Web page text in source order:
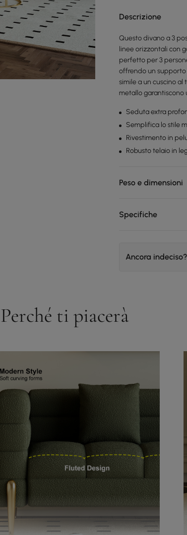
Descrizione
Questo divano a 3
linee orizzontali con
perfetto per 3
offrendo un
simile a un cuscino al
metallo garantiscono
Seduta extra
Semplifica lo stile
Rivestimento in
Robusto telaio in
Peso e dimensioni
Specifiche
Ancora indeciso?
Perché ti piacerà